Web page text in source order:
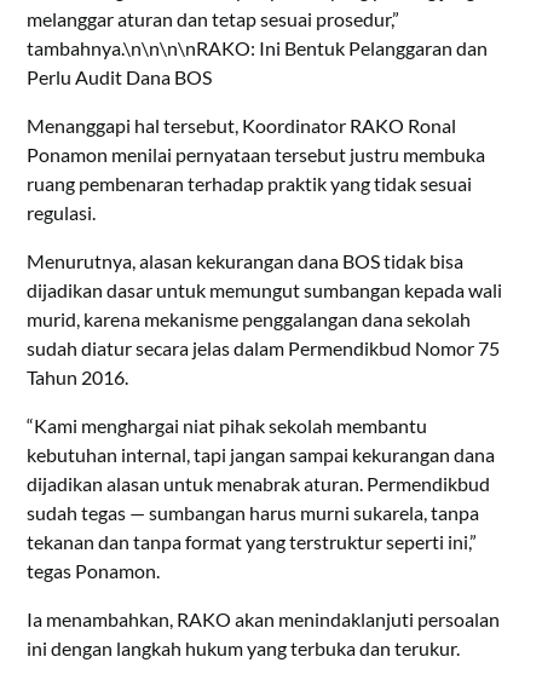
melanggar aturan dan tetap sesuai prosedur,”
tambahnya.\n\n\n\nRAKO: Ini Bentuk Pelanggaran dan
Perlu Audit Dana BOS
Menanggapi hal tersebut, Koordinator RAKO Ronal
Ponamon menilai pernyataan tersebut justru membuka
ruang pembenaran terhadap praktik yang tidak sesuai
regulasi.
Menurutnya, alasan kekurangan dana BOS tidak bisa
dijadikan dasar untuk memungut sumbangan kepada wali
murid, karena mekanisme penggalangan dana sekolah
sudah diatur secara jelas dalam Permendikbud Nomor 75
Tahun 2016.
“Kami menghargai niat pihak sekolah membantu
kebutuhan internal, tapi jangan sampai kekurangan dana
dijadikan alasan untuk menabrak aturan. Permendikbud
sudah tegas — sumbangan harus murni sukarela, tanpa
tekanan dan tanpa format yang terstruktur seperti ini,”
tegas Ponamon.
Ia menambahkan, RAKO akan menindaklanjuti persoalan
ini dengan langkah hukum yang terbuka dan terukur.